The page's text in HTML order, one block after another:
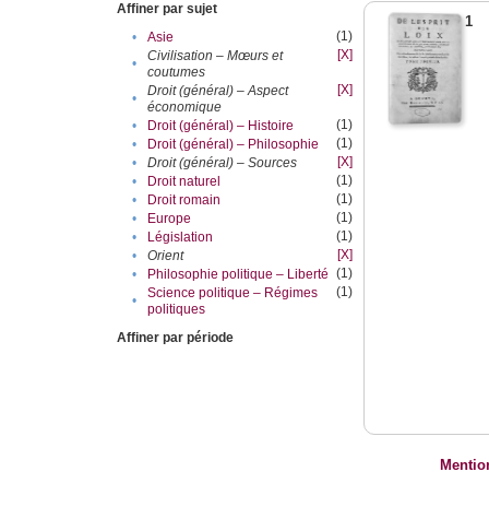
Affiner par sujet
•
Asie
(1)
•
Civilisation – Mœurs et
coutumes
[X]
•
Droit (général) – Aspect
économique
[X]
• Droit (général) – Histoire
(1)
•
Droit (général) – Philosophie
(1)
•
Droit (général) – Sources
[X]
•
Droit naturel
(1)
•
Droit romain
(1)
•
Europe
(1)
•
Législation
(1)
•
Orient
[X]
•
Philosophie politique – Liberté (1)
•
Science politique – Régimes
politiques
(1)
Affiner par période
1